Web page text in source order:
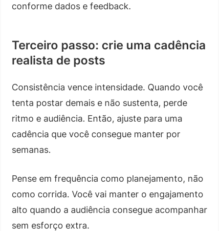
conforme dados e feedback.
Terceiro passo: crie uma cadência
realista de posts
Consistência vence intensidade. Quando você
tenta postar demais e não sustenta, perde
ritmo e audiência. Então, ajuste para uma
cadência que você consegue manter por
semanas.
Pense em frequência como planejamento, não
como corrida. Você vai manter o engajamento
alto quando a audiência consegue acompanhar
sem esforço extra.